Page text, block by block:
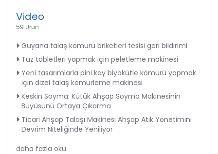
Video
59 Ürün
Guyana talaş kömürü briketleri tesisi geri bildirimi
Tuz tabletleri yapmak için peletleme makinesi
Yeni tasarımlarla pini kay biyokütle kömürü yapmak
için dizel talaş kömürleme makinesi
Keskin Soyma: Kütük Ahşap Soyma Makinesinin
Büyüsünü Ortaya Çıkarma
Ticari Ahşap Talaşı Makinesi Ahşap Atık Yönetimini
Devrim Niteliğinde Yeniliyor
daha fazla oku